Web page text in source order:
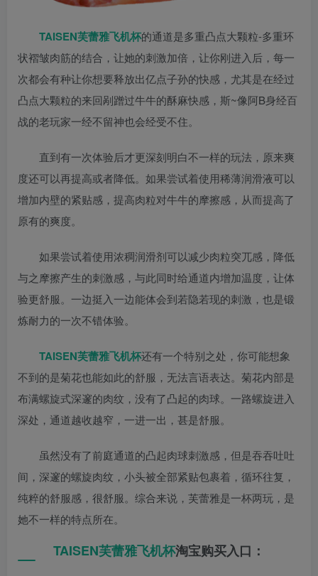
TAISEN芙蕾雅飞机杯的通道是多重凸点大颗粒-多重环
状褶皱肉筋的结合，让她的刺激加倍，让你刚进入后，每一
次都会有种让你想要释放出亿点子孙的快感，尤其是在经过
凸点大颗粒的来回剐蹭过牛牛的酥麻快感，斯~像阿B身经百
战的老玩家一经不留神也会经受不住。
直到有一次体验后才更深刻明白不一样的玩法，原来爽
度还可以再提高或者降低。如果尝试着使用稀薄润滑液可以
增加内壁的紧贴感，提高肉粒对牛牛的摩擦感，从而提高了
原有的爽度。
如果尝试着使用浓稠润滑剂可以减少肉粒突兀感，降低
与之摩擦产生的刺激感，与此同时给通道内增加温度，让体
验更舒服。一边挺入一边能体会到若隐若现的刺激，也是锻
炼耐力的一次不错体验。
TAISEN芙蕾雅飞机杯还有一个特别之处，你可能想象
不到的是菊花也能如此的舒服，无法言语表达。菊花内部是
布满螺旋式深邃的肉纹，没有了凸起的肉球。一路螺旋进入
深处，通道越收越窄，一进一出，甚是舒服。
虽然没有了前庭通道的凸起肉球刺激感，但是吞吞吐吐
间，深邃的螺旋肉纹，小头被全部紧贴包裹着，循环往复，
纯粹的舒服感，很舒服。综合来说，芙蕾雅是一杯两玩，是
她不一样的特点所在。
TAISEN芙蕾雅飞机杯淘宝购买入口：